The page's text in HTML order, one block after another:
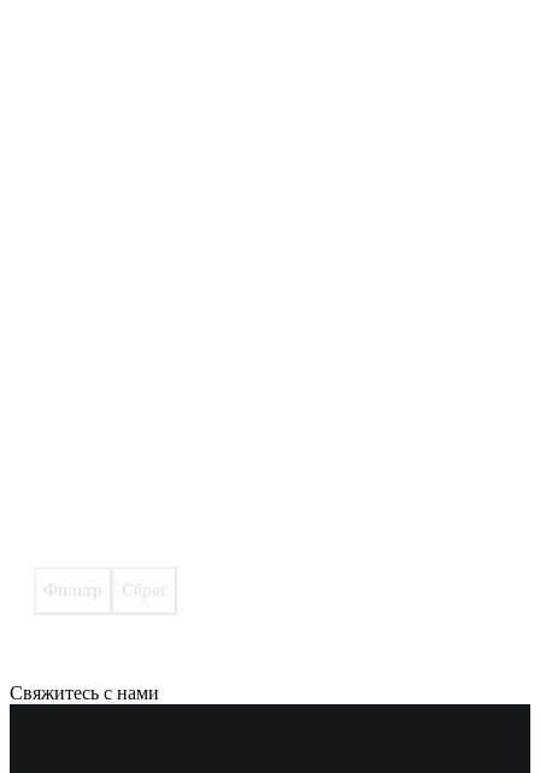
Свяжитесь с нами